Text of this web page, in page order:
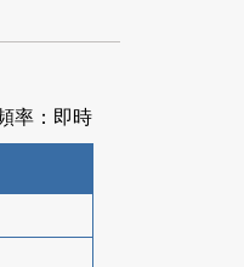
率：即時